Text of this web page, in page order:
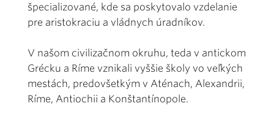
špecializované, kde sa poskytovalo vzdelanie
pre aristokraciu a vládnych úradníkov.
V našom civilizačnom okruhu, teda v antickom
Grécku a Ríme vznikali vyššie školy vo veľkých
mestách, predovšetkým v Aténach, Alexandrii,
Ríme, Antiochii a Konštantínopole.